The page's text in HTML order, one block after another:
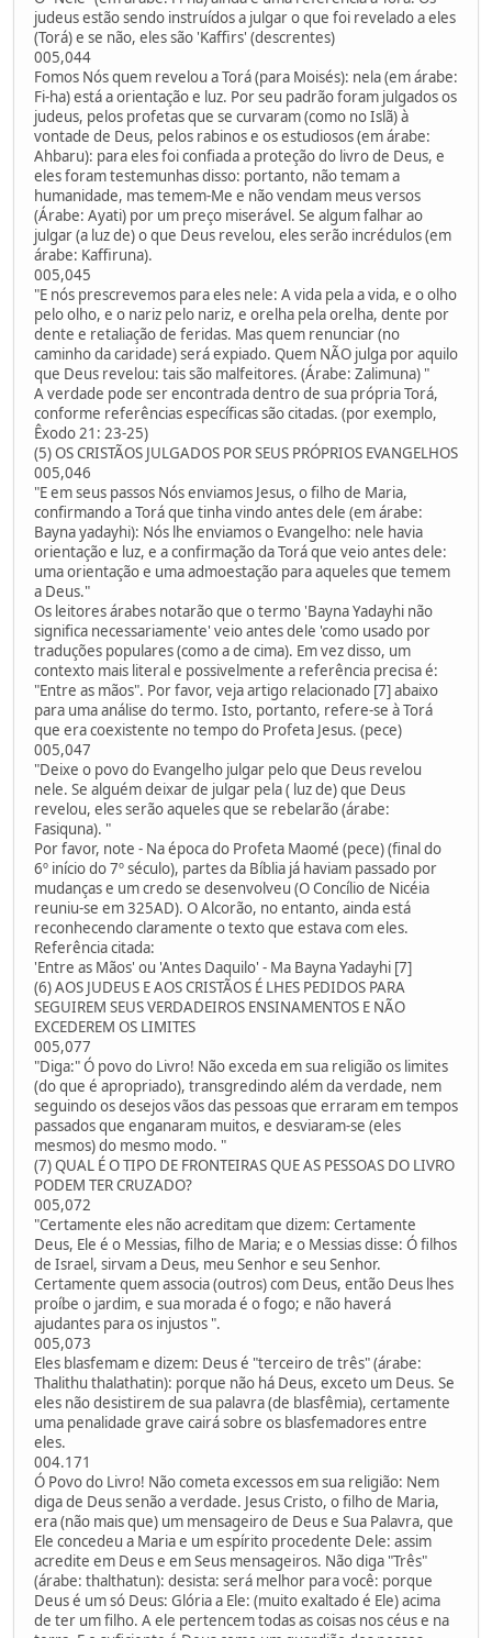
judeus estão sendo instruídos a julgar o que foi revelado a eles
(Torá) e se não, eles são 'Kaffirs' (descrentes)
005,044
Fomos Nós quem revelou a Torá (para Moisés): nela (em árabe:
Fi-ha) está a orientação e luz. Por seu padrão foram julgados os
judeus, pelos profetas que se curvaram (como no Islã) à
vontade de Deus, pelos rabinos e os estudiosos (em árabe:
Ahbaru): para eles foi confiada a proteção do livro de Deus, e
eles foram testemunhas disso: portanto, não temam a
humanidade, mas temem-Me e não vendam meus versos
(Árabe: Ayati) por um preço miserável. Se algum falhar ao
julgar (a luz de) o que Deus revelou, eles serão incrédulos (em
árabe: Kaffiruna).
005,045
"E nós prescrevemos para eles nele: A vida pela a vida, e o olho
pelo olho, e o nariz pelo nariz, e orelha pela orelha, dente por
dente e retaliação de feridas. Mas quem renunciar (no
caminho da caridade) será expiado. Quem NÃO julga por aquilo
que Deus revelou: tais são malfeitores. (Árabe: Zalimuna) "
A verdade pode ser encontrada dentro de sua própria Torá,
conforme referências específicas são citadas. (por exemplo,
Êxodo 21: 23-25)
(5) OS CRISTÃOS JULGADOS POR SEUS PRÓPRIOS EVANGELHOS
005,046
"E em seus passos Nós enviamos Jesus, o filho de Maria,
confirmando a Torá que tinha vindo antes dele (em árabe:
Bayna yadayhi): Nós lhe enviamos o Evangelho: nele havia
orientação e luz, e a confirmação da Torá que veio antes dele:
uma orientação e uma admoestação para aqueles que temem
a Deus."
Os leitores árabes notarão que o termo 'Bayna Yadayhi não
significa necessariamente' veio antes dele 'como usado por
traduções populares (como a de cima). Em vez disso, um
contexto mais literal e possivelmente a referência precisa é:
"Entre as mãos". Por favor, veja artigo relacionado [7] abaixo
para uma análise do termo. Isto, portanto, refere-se à Torá
que era coexistente no tempo do Profeta Jesus. (pece)
005,047
"Deixe o povo do Evangelho julgar pelo que Deus revelou
nele. Se alguém deixar de julgar pela ( luz de) que Deus
revelou, eles serão aqueles que se rebelarão (árabe:
Fasiquna). "
Por favor, note - Na época do Profeta Maomé (pece) (final do
6º início do 7º século), partes da Bíblia já haviam passado por
mudanças e um credo se desenvolveu (O Concílio de Nicéia
reuniu-se em 325AD). O Alcorão, no entanto, ainda está
reconhecendo claramente o texto que estava com eles.
Referência citada:
'Entre as Mãos' ou 'Antes Daquilo' - Ma Bayna Yadayhi [7]
(6) AOS JUDEUS E AOS CRISTÃOS É LHES PEDIDOS PARA
SEGUIREM SEUS VERDADEIROS ENSINAMENTOS E NÃO
EXCEDEREM OS LIMITES
005,077
"Diga:" Ó povo do Livro! Não exceda em sua religião os limites
(do que é apropriado), transgredindo além da verdade, nem
seguindo os desejos vãos das pessoas que erraram em tempos
passados que enganaram muitos, e desviaram-se (eles
mesmos) do mesmo modo. "
(7) QUAL É O TIPO DE FRONTEIRAS QUE AS PESSOAS DO LIVRO
PODEM TER CRUZADO?
005,072
"Certamente eles não acreditam que dizem: Certamente
Deus, Ele é o Messias, filho de Maria; e o Messias disse: Ó filhos
de Israel, sirvam a Deus, meu Senhor e seu Senhor.
Certamente quem associa (outros) com Deus, então Deus lhes
proíbe o jardim, e sua morada é o fogo; e não haverá
ajudantes para os injustos ".
005,073
Eles blasfemam e dizem: Deus é "terceiro de três" (árabe:
Thalithu thalathatin): porque não há Deus, exceto um Deus. Se
eles não desistirem de sua palavra (de blasfêmia), certamente
uma penalidade grave cairá sobre os blasfemadores entre
eles.
004.171
Ó Povo do Livro! Não cometa excessos em sua religião: Nem
diga de Deus senão a verdade. Jesus Cristo, o filho de Maria,
era (não mais que) um mensageiro de Deus e Sua Palavra, que
Ele concedeu a Maria e um espírito procedente Dele: assim
acredite em Deus e em Seus mensageiros. Não diga "Três"
(árabe: thalthatun): desista: será melhor para você: porque
Deus é um só Deus: Glória a Ele: (muito exaltado é Ele) acima
de ter um filho. A ele pertencem todas as coisas nos céus e na